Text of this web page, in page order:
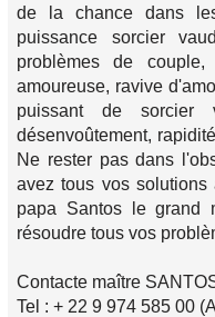
de la chance dans
puissance sorcier
problèmes de
amoureuse, ravive
puissant de sorcier
désenvoûtement,
Ne rester pas dans
avez tous vos
papa Santos le grand
résoudre tous vos
Contacte maître
Tel : + 22 9 974 585 00